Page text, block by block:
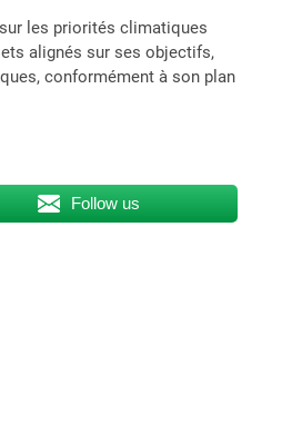
les priorités climatiques
alignés sur ses objectifs,
conformément à son plan
Follow us